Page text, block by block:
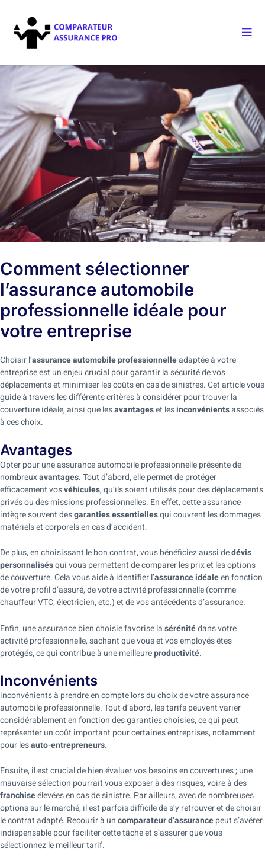
Comment sélectionner
l’assurance automobile
professionnelle idéale pour
votre entreprise
Choisir l’assurance automobile professionnelleadaptée à votre
entreprise est un enjeu crucial pour garantir la sécurité de vos
déplacements et minimiser les coûts en cas de sinistres. Cet article vous
guide à travers les différents critères à considérer pour trouver la
couverture idéale, ainsi que lesavantageset lesinconvénientsassociés
à ces choix.
Avantages
Opter pour une assurance automobile professionnelle présente de
nombreuxavantages. Tout d’abord, elle permet de protéger
efficacement vosvéhicules, qu’ils soient utilisés pour des déplacements
privés ou des missions professionnelles. En effet, cette assurance
intègre souvent desgaranties essentiellesqui couvrent les dommages
matériels et corporels en cas d’accident.
De plus, en choisissant le bon contrat, vous bénéficiez aussi dedévis
personnalisésqui vous permettent de comparer les prix et les options
de couverture. Cela vous aide à identifier l’assurance idéaleen fonction
de votre profil d’assuré, de votre activité professionnelle (comme
chauffeur VTC, électricien, etc.) et de vos antécédents d’assurance.
Enfin, une assurance bien choisie favorise lasérénitédans votre
activité professionnelle, sachant que vous et vos employés êtes
protégés, ce qui contribue à une meilleureproductivité.
Inconvénients
inconvénients à prendre en compte lors du choix de votre assurance
automobile professionnelle. Tout d’abord, les tarifs peuvent varier
considérablement en fonction des garanties choisies, ce qui peut
représenter un coût important pour certaines entreprises, notamment
pour lesauto-entrepreneurs.
Ensuite, il est crucial de bien évaluer vos besoins en couvertures ; une
mauvaise sélection pourrait vous exposer à des risques, voire à des
franchiseélevées en cas de sinistre. Par ailleurs, avec de nombreuses
options sur le marché, il est parfois difficile de s’y retrouver et de choisir
le contrat adapté. Recourir à uncomparateur d’assurancepeut s’avérer
indispensable pour faciliter cette tâche et s’assurer que vous
sélectionnez le meilleur tarif.